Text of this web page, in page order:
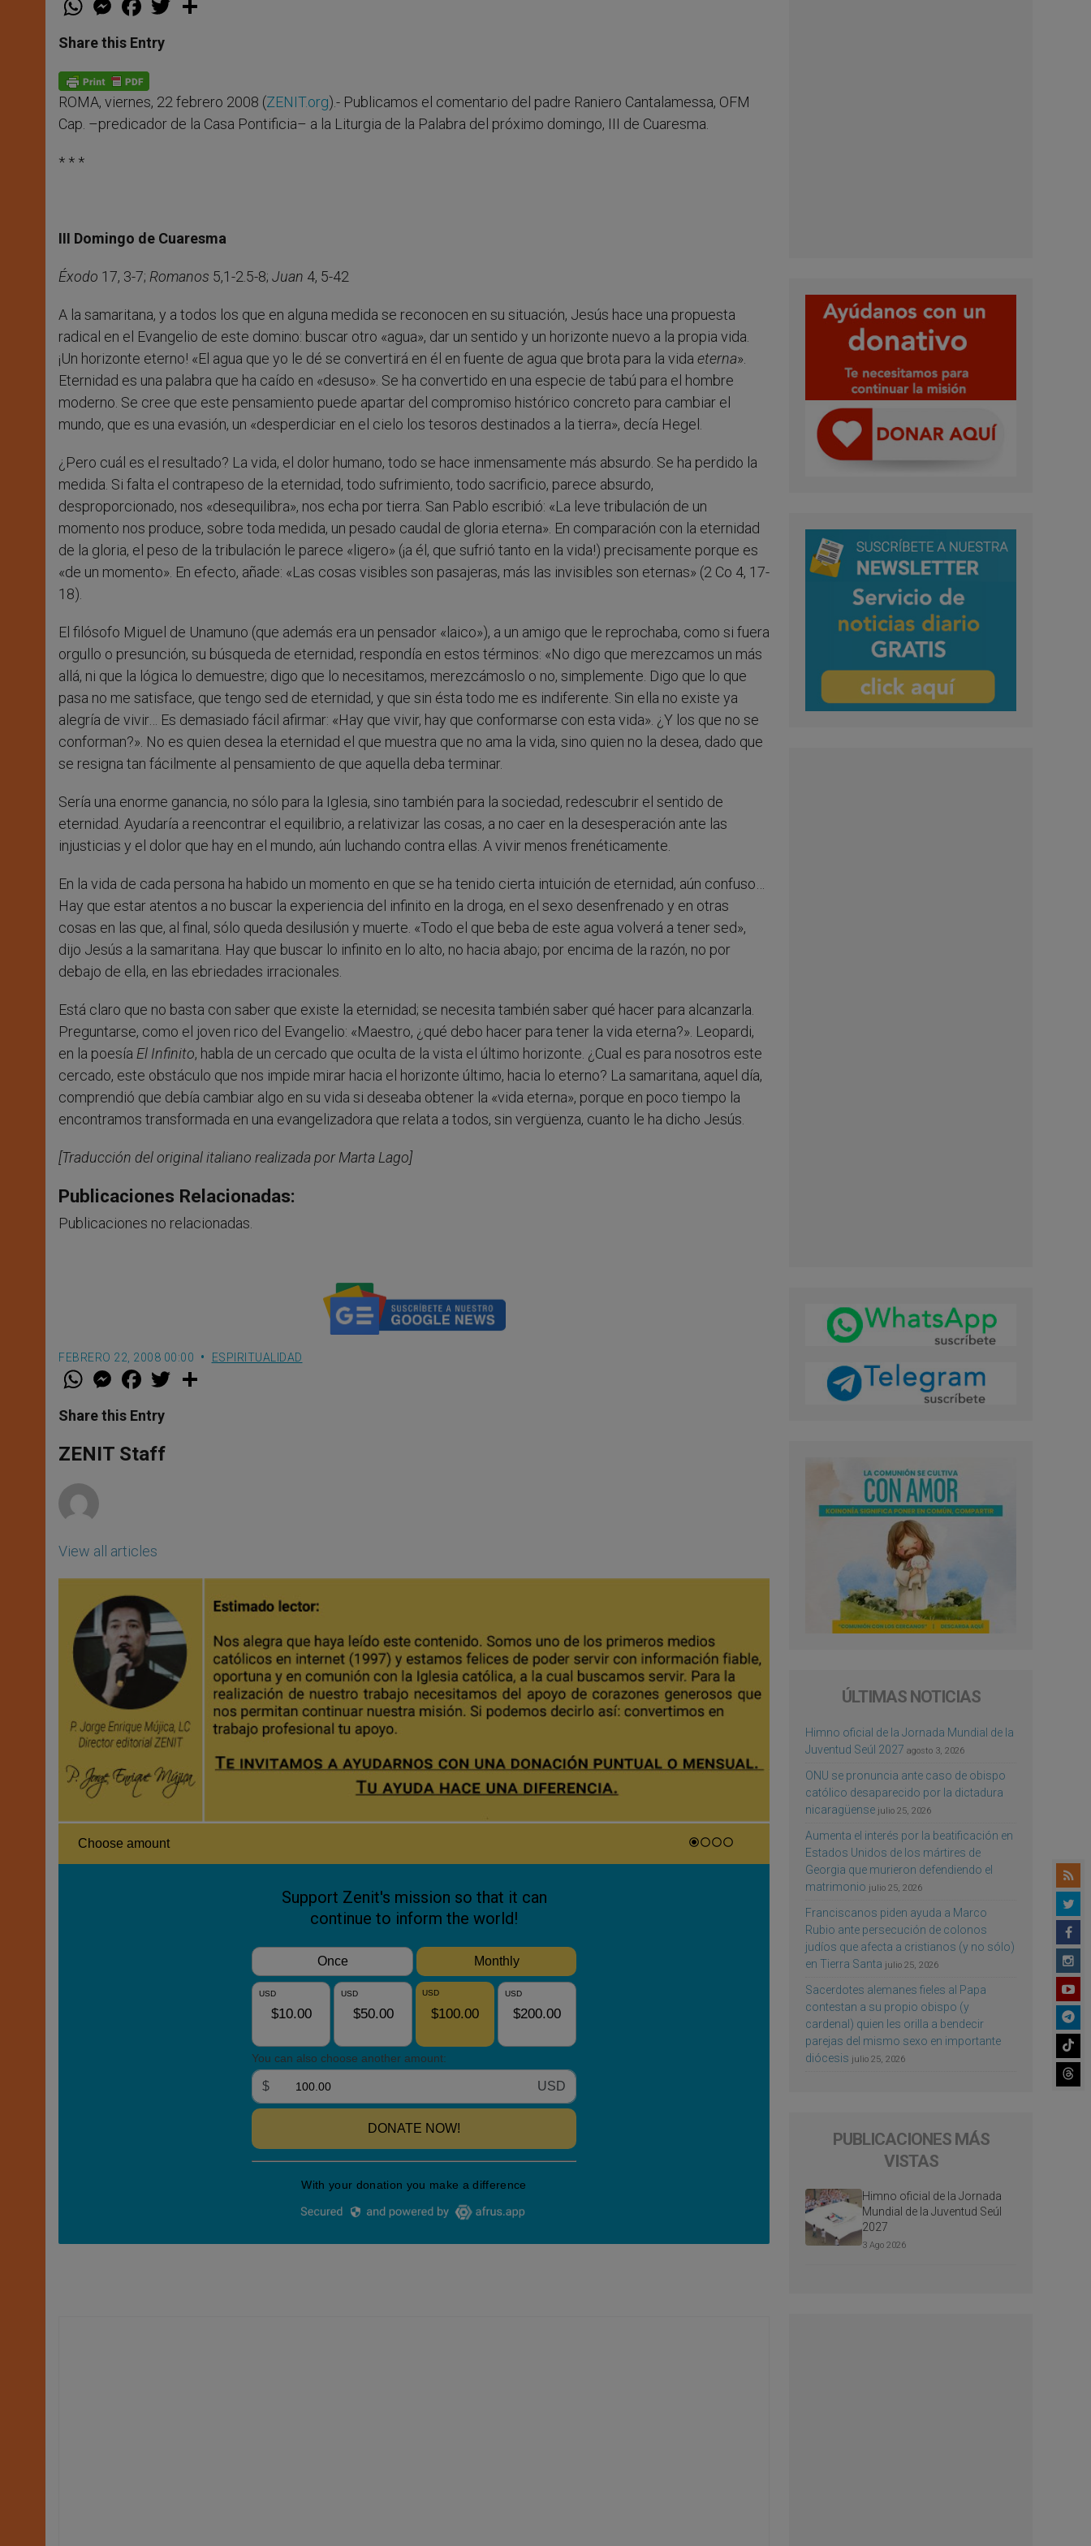
t
s
p
p
e
s
e
g
e
r
a
e
b
o
k
w
Share this Entry
ROMA, viernes, 22 febrero 2008 (ZENIT.org).- Publicamos el comentario del padre Raniero Cantalamessa, OFM
Cap. –predicador de la Casa Pontificia– a la Liturgia de la Palabra del próximo domingo, III de Cuaresma.
* * *
III Domingo de Cuaresma
Éxodo 17, 3-7; Romanos 5,1-2.5-8; Juan 4, 5-42
A la samaritana, y a todos los que en alguna medida se reconocen en su situación, Jesús hace una propuesta
radical en el Evangelio de este domino: buscar otro «agua», dar un sentido y un horizonte nuevo a la propia vida.
¡Un horizonte eterno! «El agua que yo le dé se convertirá en él en fuente de agua que brota para la vida eterna».
Eternidad es una palabra que ha caído en «desuso». Se ha convertido en una especie de tabú para el hombre
moderno. Se cree que este pensamiento puede apartar del compromiso histórico concreto para cambiar el
mundo, que es una evasión, un «desperdiciar en el cielo los tesoros destinados a la tierra», decía Hegel.
¿Pero cuál es el resultado? La vida, el dolor humano, todo se hace inmensamente más absurdo. Se ha perdido la
medida. Si falta el contrapeso de la eternidad, todo sufrimiento, todo sacrificio, parece absurdo,
desproporcionado, nos «desequilibra», nos echa por tierra. San Pablo escribió: «La leve tribulación de un
momento nos produce, sobre toda medida, un pesado caudal de gloria eterna». En comparación con la eternidad
de la gloria, el peso de la tribulación le parece «ligero» (¡a él, que sufrió tanto en la vida!) precisamente porque es
«de un momento». En efecto, añade: «Las cosas visibles son pasajeras, más las invisibles son eternas» (2 Co 4, 17-
18).
El filósofo Miguel de Unamuno (que además era un pensador «laico»), a un amigo que le reprochaba, como si fuera
orgullo o presunción, su búsqueda de eternidad, respondía en estos términos: «No digo que merezcamos un más
allá, ni que la lógica lo demuestre; digo que lo necesitamos, merezcámoslo o no, simplemente. Digo que lo que
pasa no me satisface, que tengo sed de eternidad, y que sin ésta todo me es indiferente. Sin ella no existe ya
alegría de vivir… Es demasiado fácil afirmar: «Hay que vivir, hay que conformarse con esta vida». ¿Y los que no se
conforman?». No es quien desea la eternidad el que muestra que no ama la vida, sino quien no la desea, dado que
se resigna tan fácilmente al pensamiento de que aquella deba terminar.
Sería una enorme ganancia, no sólo para la Iglesia, sino también para la sociedad, redescubrir el sentido de
eternidad. Ayudaría a reencontrar el equilibrio, a relativizar las cosas, a no caer en la desesperación ante las
injusticias y el dolor que hay en el mundo, aún luchando contra ellas. A vivir menos frenéticamente.
En la vida de cada persona ha habido un momento en que se ha tenido cierta intuición de eternidad, aún confuso…
Hay que estar atentos a no buscar la experiencia del infinito en la droga, en el sexo desenfrenado y en otras
cosas en las que, al final, sólo queda desilusión y muerte. «Todo el que beba de este agua volverá a tener sed»,
dijo Jesús a la samaritana. Hay que buscar lo infinito en lo alto, no hacia abajo; por encima de la razón, no por
debajo de ella, en las ebriedades irracionales.
Está claro que no basta con saber que existe la eternidad; se necesita también saber qué hacer para alcanzarla.
Preguntarse, como el joven rico del Evangelio: «Maestro, ¿qué debo hacer para tener la vida eterna?». Leopardi,
en la poesía El Infinito, habla de un cercado que oculta de la vista el último horizonte. ¿Cual es para nosotros este
cercado, este obstáculo que nos impide mirar hacia el horizonte último, hacia lo eterno? La samaritana, aquel día,
comprendió que debía cambiar algo en su vida si deseaba obtener la «vida eterna», porque en poco tiempo la
encontramos transformada en una evangelizadora que relata a todos, sin vergüenza, cuanto le ha dicho Jesús.
[Traducción del original italiano realizada por Marta Lago]
Publicaciones Relacionadas:
Publicaciones no relacionadas.
FEBRERO 22, 2008 00:00 ESPIRITUALIDAD
W
t
s
p
p
M
e
s
e
g
e
F
a
e
b
o
k
w
Share this Entry
ZENIT Staff
View all articles
ÚLTIMAS NOTICIAS
Himno oficial de la Jornada Mundial de la
Juventud Seúl 2027 agosto 3, 2026
ONU se pronuncia ante caso de obispo
católico desaparecido por la dictadura
nicaragüense julio 25, 2026
Aumenta el interés por la beatificación en
Estados Unidos de los mártires de
Georgia que murieron defendiendo el
matrimonio julio 25, 2026
Franciscanos piden ayuda a Marco
Rubio ante persecución de colonos
judíos que afecta a cristianos (y no sólo)
en Tierra Santa julio 25, 2026
Sacerdotes alemanes fieles al Papa
contestan a su propio obispo (y
cardenal) quien les orilla a bendecir
parejas del mismo sexo en importante
diócesis julio 25, 2026
PUBLICACIONES MÁS
VISTAS
Himno oficial de la Jornada
Mundial de la Juventud Seúl
2027
3 Ago 2026